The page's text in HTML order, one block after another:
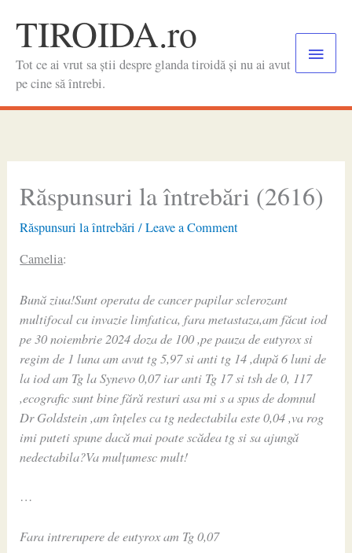
contentTIROIDA.ro
Tot ce ai vrut sa știi despre glanda tiroidă și nu ai avut
pe cine să întrebi.
Main
Răspunsuri la întrebări (2616)
Răspunsuri la întrebări /Leave a Comment
Camelia:
Bună ziua!Sunt operata de cancer papilar sclerozant
multifocal cu invazie limfatica, fara metastaza,am făcut iod
pe 30 noiembrie 2024 doza de 100 ,pe pauza de eutyrox si
regim de 1 luna am avut tg 5,97 si anti tg 14 ,după 6 luni de
la iod am Tg la Synevo 0,07 iar anti Tg 17 si tsh de 0, 117
,ecografic sunt bine fără resturi asa mi s a spus de domnul
Dr Goldstein ,am înțeles ca tg nedectabila este 0,04 ,va rog
imi puteti spune dacă mai poate scădea tg si sa ajungă
nedectabila?Va mulțumesc mult!
…
Fara intrerupere de eutyrox am Tg 0,07